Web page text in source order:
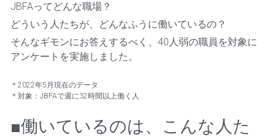
数字で見るJBFA
エントリーについて
JBFAってどんな職場？
どういう人たちが、どんなふうに働いているの？
そんなギモンにお答えするべく、40人弱の職員を対象に
アンケートを実施しました。
＊2022年5月現在のデータ
＊対象：JBFAで週に32時間以上働く人
■働いているのは、こんな人た